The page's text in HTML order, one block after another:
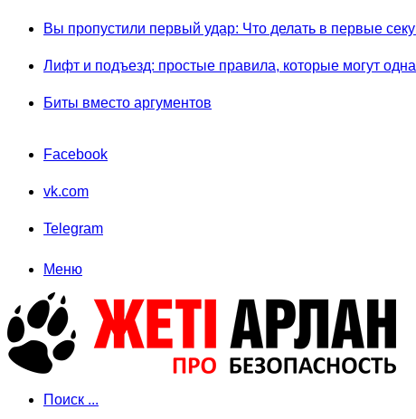
Вы пропустили первый удар: Что делать в первые
Лифт и подъезд: простые правила, которые могут
Биты вместо аргументов
Facebook
vk.com
Telegram
Меню
Поиск ...